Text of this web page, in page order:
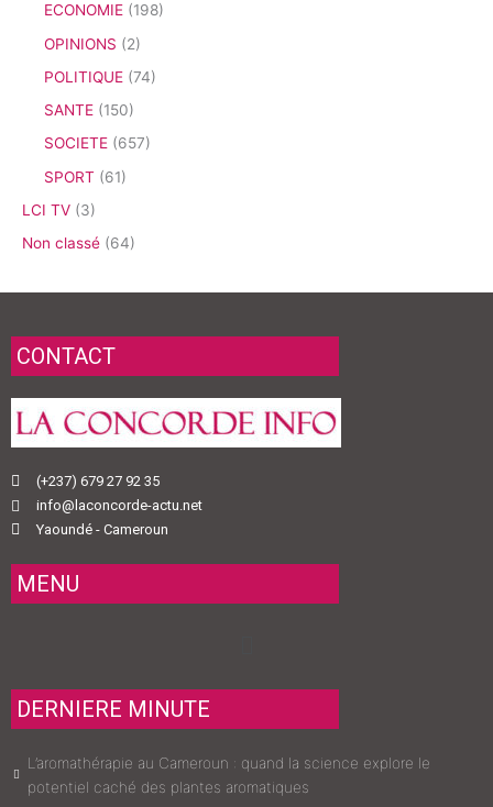
ECONOMIE (198)
OPINIONS (2)
POLITIQUE (74)
SANTE (150)
SOCIETE (657)
SPORT (61)
LCI TV (3)
Non classé (64)
CONTACT
(+237) 679 27 92 35
info@laconcorde-actu.net
Yaoundé - Cameroun
MENU
DERNIERE MINUTE
L’aromathérapie au Cameroun : quand la science explore le
potentiel caché des plantes aromatiques